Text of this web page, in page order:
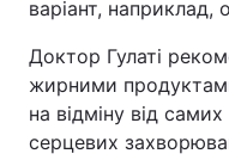
варіант, наприклад,
Доктор Гулаті
жирними
на відміну від
серцевих